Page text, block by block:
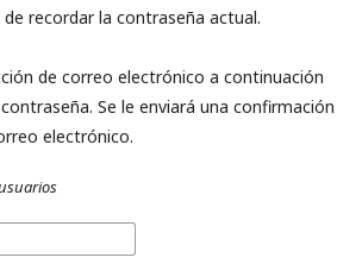
recordar la contraseña actual.
de correo electrónico a continuación
Se le enviará una confirmación
electrónico.